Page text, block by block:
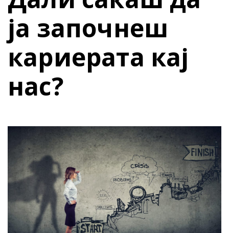
ја започнеш
кариерата кај
нас?